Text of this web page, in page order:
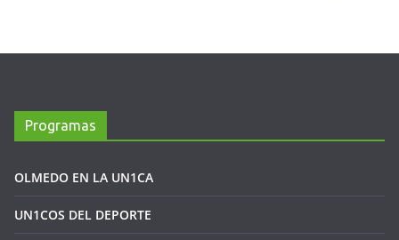
Programas
OLMEDO EN LA UN1CA
UN1COS DEL DEPORTE